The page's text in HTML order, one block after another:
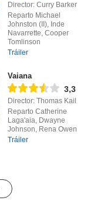
Director: Curry Barker
Reparto Michael
Johnston (II), Inde
Navarrette, Cooper
Tomlinson
Tráiler
Vaiana
3,3
Director: Thomas Kail
Reparto Catherine
Laga'aia, Dwayne
Johnson, Rena Owen
Tráiler